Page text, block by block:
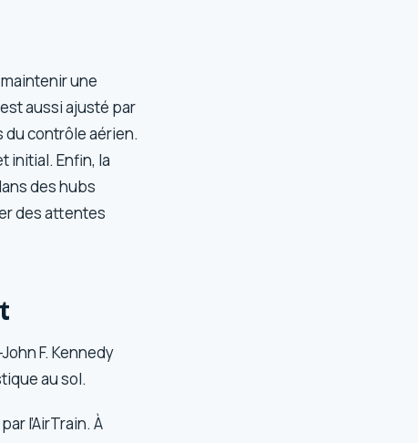
une
est aussi ajusté par
contrôle aérien.
initial. Enfin, la
des hubs
des attentes
F. Kennedy
au sol.
l’AirTrain. À